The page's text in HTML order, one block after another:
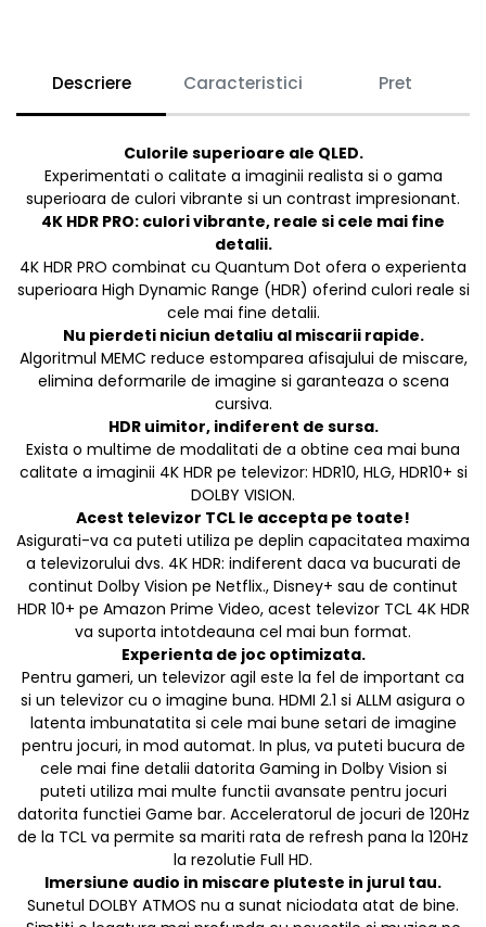
Descriere Caracteristici Pret
Culorile superioare ale QLED.
Experimentati o calitate a imaginii realista si o gama
superioara de culori vibrante si un contrast impresionant.
4K HDR PRO: culori vibrante, reale si cele mai fine
detalii.
4K HDR PRO combinat cu Quantum Dot ofera o experienta
superioara High Dynamic Range (HDR) oferind culori reale si
cele mai fine detalii.
Nu pierdeti niciun detaliu al miscarii rapide.
Algoritmul MEMC reduce estomparea afisajului de miscare,
elimina deformarile de imagine si garanteaza o scena
cursiva.
HDR uimitor, indiferent de sursa.
Exista o multime de modalitati de a obtine cea mai buna
calitate a imaginii 4K HDR pe televizor: HDR10, HLG, HDR10+ si
DOLBY VISION.
Acest televizor TCL le accepta pe toate!
Asigurati-va ca puteti utiliza pe deplin capacitatea maxima
a televizorului dvs. 4K HDR: indiferent daca va bucurati de
continut Dolby Vision pe Netflix., Disney+ sau de continut
HDR 10+ pe Amazon Prime Video, acest televizor TCL 4K HDR
va suporta intotdeauna cel mai bun format.
Experienta de joc optimizata.
Pentru gameri, un televizor agil este la fel de important ca
si un televizor cu o imagine buna. HDMI 2.1 si ALLM asigura o
latenta imbunatatita si cele mai bune setari de imagine
pentru jocuri, in mod automat. In plus, va puteti bucura de
cele mai fine detalii datorita Gaming in Dolby Vision si
puteti utiliza mai multe functii avansate pentru jocuri
datorita functiei Game bar. Acceleratorul de jocuri de 120Hz
de la TCL va permite sa mariti rata de refresh pana la 120Hz
la rezolutie Full HD.
Imersiune audio in miscare pluteste in jurul tau.
Sunetul DOLBY ATMOS nu a sunat niciodata atat de bine.